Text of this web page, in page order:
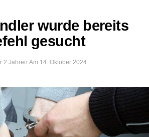
wurde bereits
gesucht
2 Jahren Am 14. Oktober 2024